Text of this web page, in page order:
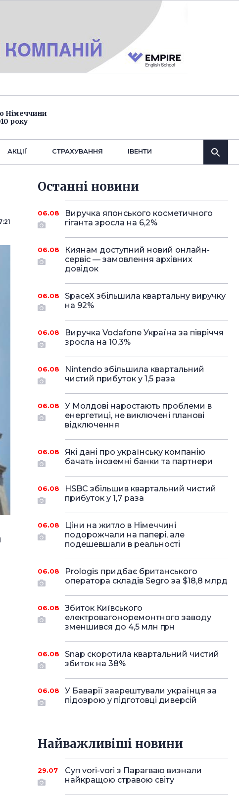
Німеччини
року
АКЦІЇ СТРАХУВАННЯ IВЕНТИ
Останнi новини
06.08
Виручка японського косметичного
гіганта зросла на 6,2%
06.08
Киянам доступний новий онлайн-
сервіс — замовлення архівних
довідок
06.08
SpaceX збільшила квартальну виручку
на 92%
06.08
Виручка Vodafone Україна за півріччя
зросла на 10,3%
06.08
Nintendo збільшила квартальний
чистий прибуток у 1,5 раза
06.08
У Молдові наростають проблеми в
енергетиці, не виключені планові
відключення
06.08
Які дані про українську компанію
бачать іноземні банки та партнери
06.08
HSBC збільшив квартальний чистий
прибуток у 1,7 раза
06.08
Ціни на житло в Німеччині
подорожчали на папері, але
подешевшали в реальності
06.08
Prologis придбає британського
оператора складів Segro за $18,8 млрд
06.08
Збиток Київського
електровагоноремонтного заводу
зменшився до 4,5 млн грн
06.08
Snap скоротила квартальний чистий
збиток на 38%
06.08
У Баварії заарештували українця за
підозрою у підготовці диверсій
Найважливіші новини
29.07
Суп vori-vori з Парагваю визнали
найкращою стравою світу